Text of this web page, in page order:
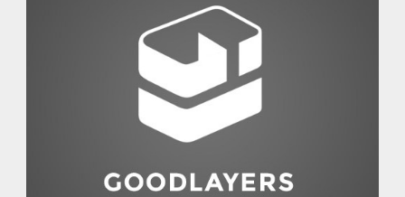
Fashion, Photograph